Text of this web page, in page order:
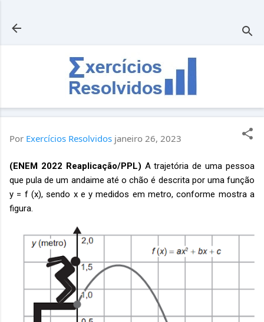
Por Exercícios Resolvidos janeiro 26, 2023
(ENEM 2022 Reaplicação/PPL) A trajetória de uma pessoa
que pula de um andaime até o chão é descrita por uma função
y = f (x), sendo x e y medidos em metro, conforme mostra a
figura.